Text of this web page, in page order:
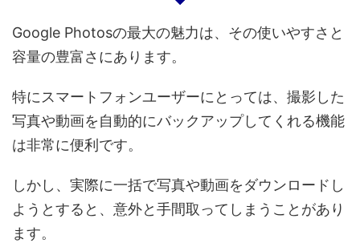
Google Photosの最大の魅力は、その使いやすさと
容量の豊富さにあります。
特にスマートフォンユーザーにとっては、撮影した
写真や動画を自動的にバックアップしてくれる機能
は非常に便利です。
しかし、実際に一括で写真や動画をダウンロードし
ようとすると、意外と手間取ってしまうことがあり
ます。